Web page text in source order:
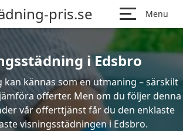
pris.se Menu
i Edsbro
kan kännas som en utmaning – särskilt
offerter. Men om du följer denna
vår offerttjänst får du den enklaste
visningsstädningen i Edsbro.